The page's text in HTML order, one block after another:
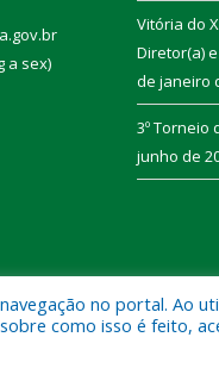
a sex)
Vitória do
Diretor(a)
de janeiro
3º Torneio
junho de
no portal. Ao
como isso é feito,